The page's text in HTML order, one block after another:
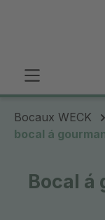
Bocaux WECK
bocal á
Bocal á